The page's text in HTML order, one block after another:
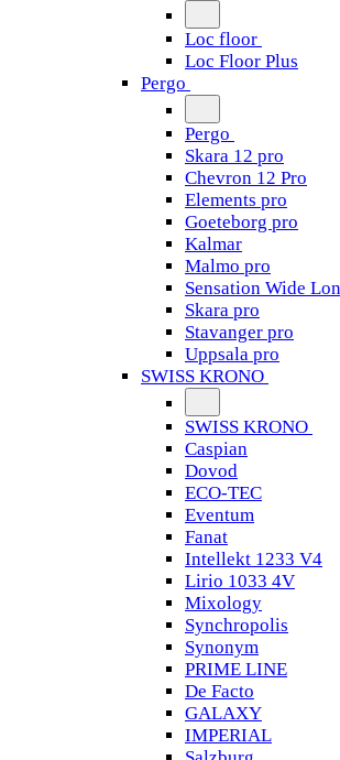
Loc floor
Loc Floor Plus
Pergo
Pergo
Skara 12 pro
Chevron 12 Pro
Elements pro
Goeteborg pro
Kalmar
Malmo pro
Sensation Wide
Skara pro
Stavanger pro
Uppsala pro
SWISS KRONO
SWISS KRONO
Caspian
Dovod
ECO-TEC
Eventum
Fanat
Intellekt 1233 V4
Lirio 1033 4V
Mixology
Synchropolis
Synonym
PRIME LINE
De Facto
GALAXY
IMPERIAL